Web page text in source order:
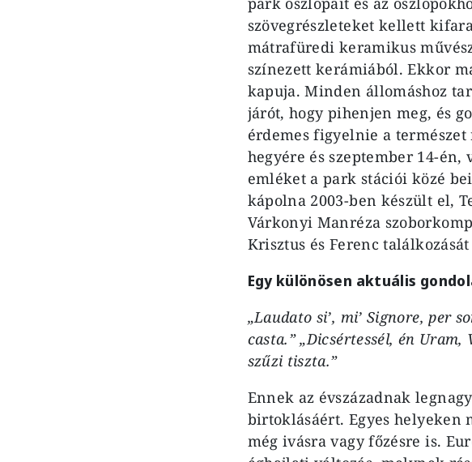
szövegrészleteket kellett
mátrafüredi keramikus
színezett kerámiából. Ekkor
kapuja. Minden állomáshoz
járót, hogy pihenjen meg, és
érdemes figyelnie a
hegyére és szeptember 14-
emléket a park stációi közé
kápolna 2003-ben készült el,
Várkonyi Manréza
Krisztus és Ferenc
Egy különösen aktuális
„Laudato si’, mi’ Signore, per
casta.” „Dicsértessél, én
szűzi tiszta.”
Ennek az évszázadnak
birtoklásáért. Egyes
még ivásra vagy főzésre is.